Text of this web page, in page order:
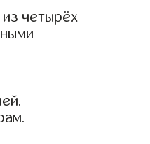
четырёх